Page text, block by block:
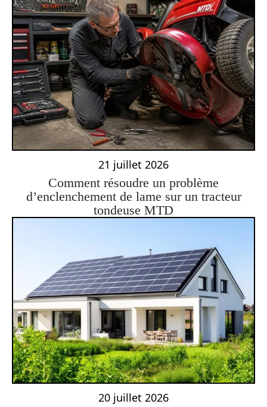
21 juillet 2026
Comment résoudre un problème
d’enclenchement de lame sur un tracteur
tondeuse MTD
20 juillet 2026